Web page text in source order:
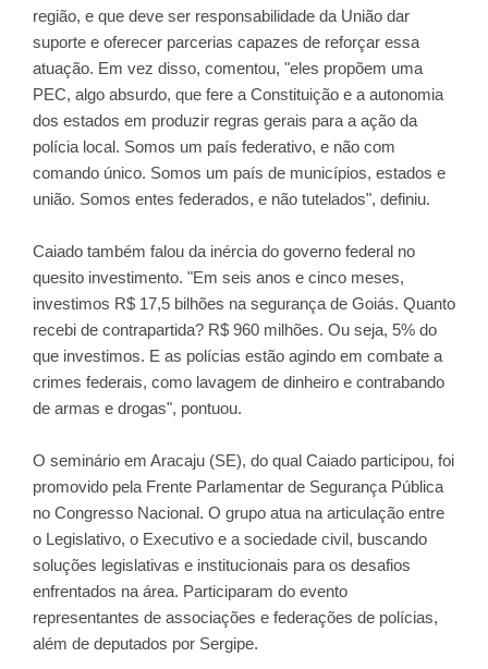
região, e que deve ser responsabilidade da União dar
suporte e oferecer parcerias capazes de reforçar essa
atuação. Em vez disso, comentou, "eles propõem uma
PEC, algo absurdo, que fere a Constituição e a autonomia
dos estados em produzir regras gerais para a ação da
polícia local. Somos um país federativo, e não com
comando único. Somos um país de municípios, estados e
união. Somos entes federados, e não tutelados", definiu.
Caiado também falou da inércia do governo federal no
quesito investimento. "Em seis anos e cinco meses,
investimos R$ 17,5 bilhões na segurança de Goiás. Quanto
recebi de contrapartida? R$ 960 milhões. Ou seja, 5% do
que investimos. E as polícias estão agindo em combate a
crimes federais, como lavagem de dinheiro e contrabando
de armas e drogas", pontuou.
O seminário em Aracaju (SE), do qual Caiado participou, foi
promovido pela Frente Parlamentar de Segurança Pública
no Congresso Nacional. O grupo atua na articulação entre
o Legislativo, o Executivo e a sociedade civil, buscando
soluções legislativas e institucionais para os desafios
enfrentados na área. Participaram do evento
representantes de associações e federações de polícias,
além de deputados por Sergipe.